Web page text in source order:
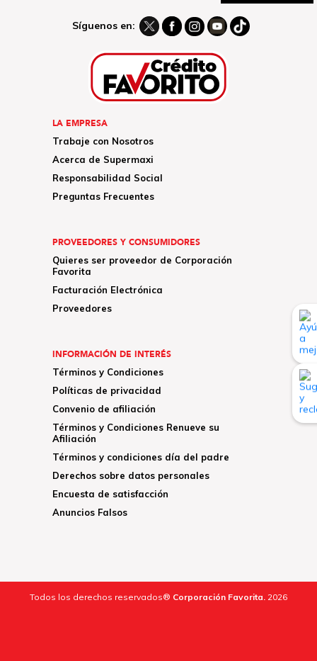
Síguenos en:
LA EMPRESA
Trabaje con Nosotros
Acerca de Supermaxi
Responsabilidad Social
Preguntas Frecuentes
PROVEEDORES Y CONSUMIDORES
Quieres ser proveedor de Corporación
Favorita
Facturación Electrónica
Proveedores
INFORMACIÓN DE INTERÉS
Términos y Condiciones
Políticas de privacidad
Convenio de afiliación
Términos y Condiciones Renueve su
Afiliación
Términos y condiciones día del padre
Derechos sobre datos personales
Encuesta de satisfacción
Anuncios Falsos
Todos los derechos reservados® Corporación Favorita. 2026